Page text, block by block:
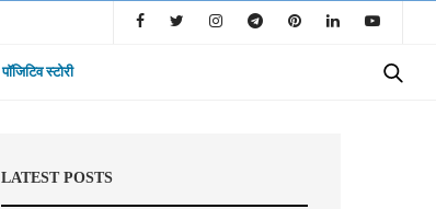
पॉजिटिव स्टोरी
LATEST POSTS